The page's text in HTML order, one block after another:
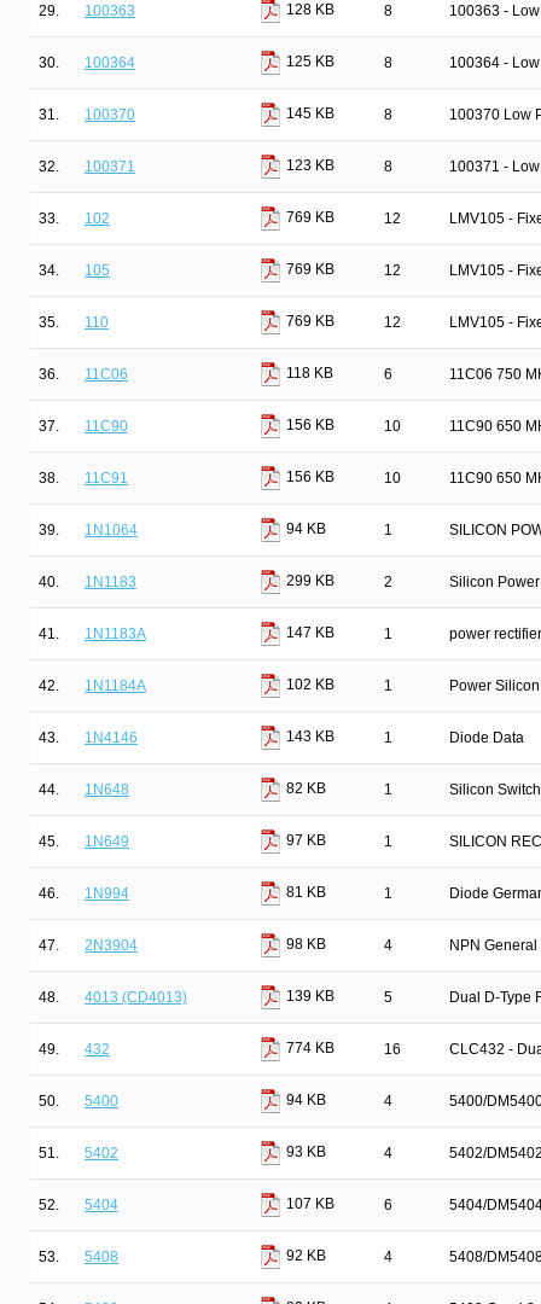
29. 100363 128 KB 8 100363 -
30. 100364 125 KB 8 100364 -
31. 100370 145 KB 8 100370 Low
32. 100371 123 KB 8 100371 -
33. 102 769 KB 12 LMV105 -
34. 105 769 KB 12 LMV105 -
35. 110 769 KB 12 LMV105 -
36. 11C06 118 KB 6 11C06 750
37. 11C90 156 KB 10 11C90 650
38. 11C91 156 KB 10 11C90 650
39. 1N1064 94 KB 1 SILICON
40. 1N1183 299 KB 2 Silicon
41. 1N1183A 147 KB 1 power
42. 1N1184A 102 KB 1 Power
43. 1N4146 143 KB 1 Diode Data
44. 1N648 82 KB 1 Silicon
45. 1N649 97 KB 1 SILICON
46. 1N994 81 KB 1 Diode
47. 2N3904 98 KB 4 NPN
48. 4013 (CD4013) 139 KB 5 Dual D-Type
49. 432 774 KB 16 CLC432 -
50. 5400 94 KB 4 5400/
51. 5402 93 KB 4 5402/
52. 5404 107 KB 6 5404/
53. 5408 92 KB 4 5408/